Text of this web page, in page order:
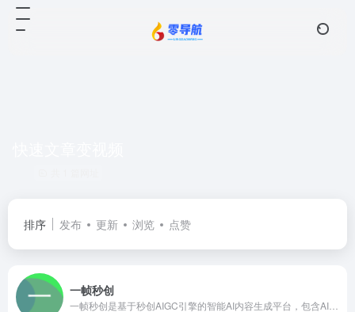
排序 发布 更新 浏览 点赞
一帧秒创